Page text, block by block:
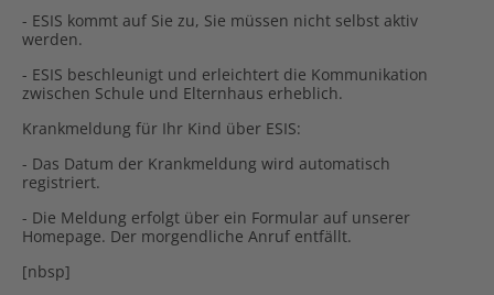
- ESIS kommt auf Sie zu, Sie müssen nicht selbst aktiv
werden.
- ESIS beschleunigt und erleichtert die Kommunikation
zwischen Schule und Elternhaus erheblich.
Krankmeldung für Ihr Kind über ESIS:
- Das Datum der Krankmeldung wird automatisch
registriert.
- Die Meldung erfolgt über ein Formular auf unserer
Homepage. Der morgendliche Anruf entfällt.
[nbsp]